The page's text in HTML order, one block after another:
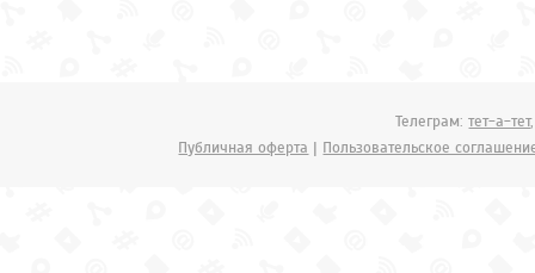
Телеграм:тет-а-тет
Публичная оферта | Пользовательское